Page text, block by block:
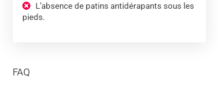
L’absence de patins antidérapants sous les
pieds.
FAQ